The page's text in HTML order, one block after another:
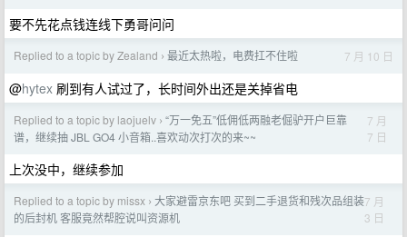
要不先花点钱连线下勇哥问问
Replied to a topic by Zealand › 最近太热啦，电费扛不住啦 7 月 10 日
@hytex 刷到有人试过了，长时间外出还是关掉省电
Replied to a topic by laojuelv › “万一免五”低佣低两融老倔驴开户巨靠
谱，继续抽 JBL GO4 小音箱..喜欢动次打次的来~~
7 月
7 日
上次没中，继续参加
Replied to a topic by missx › 大家避雷京东吧 买到二手退货和残次品组装
的后封机 客服竟然帮腔说叫资源机
7 月
3 日